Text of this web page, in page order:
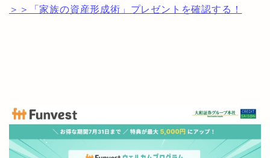
＞＞「家族の資産形成術」プレゼントを確認する！